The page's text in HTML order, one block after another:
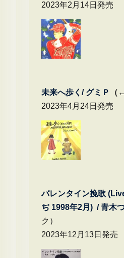
2023年2月14日発売
未来へ歩く/ グミＰ
（
2023年4月24日発売
バレンタイン挽歌
ぢ 1998年2月) / 青木
ク）
2023年12月13日発売